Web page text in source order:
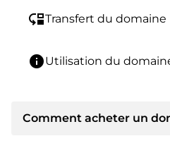
move_downTransfert du domaine
infoUtilisation du
Comment acheter un